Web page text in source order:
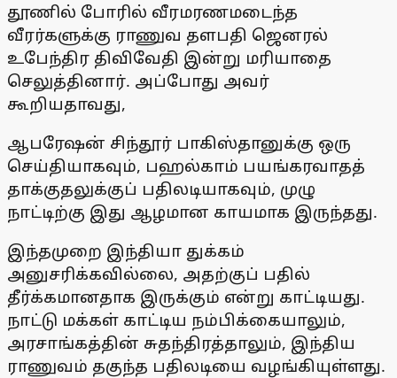
தூணில் போரில் வீரமரணமடைந்த
வீரர்களுக்கு ராணுவ தளபதி ஜெனரல்
உபேந்திர திவிவேதி இன்று மரியாதை
செலுத்தினார். அப்போது அவர்
கூறியதாவது,
ஆபரேஷன் சிந்தூர் பாகிஸ்தானுக்கு ஒரு
செய்தியாகவும், பஹல்காம் பயங்கரவாதத்
தாக்குதலுக்குப் பதிலடியாகவும், முழு
நாட்டிற்கு இது ஆழமான காயமாக இருந்தது.
இந்தமுறை இந்தியா துக்கம்
அனுசரிக்கவில்லை, அதற்குப் பதில்
தீர்க்கமானதாக இருக்கும் என்று காட்டியது.
நாட்டு மக்கள் காட்டிய நம்பிக்கையாலும்,
அரசாங்கத்தின் சுதந்திரத்தாலும், இந்திய
ராணுவம் தகுந்த பதிலடியை வழங்கியுள்ளது.